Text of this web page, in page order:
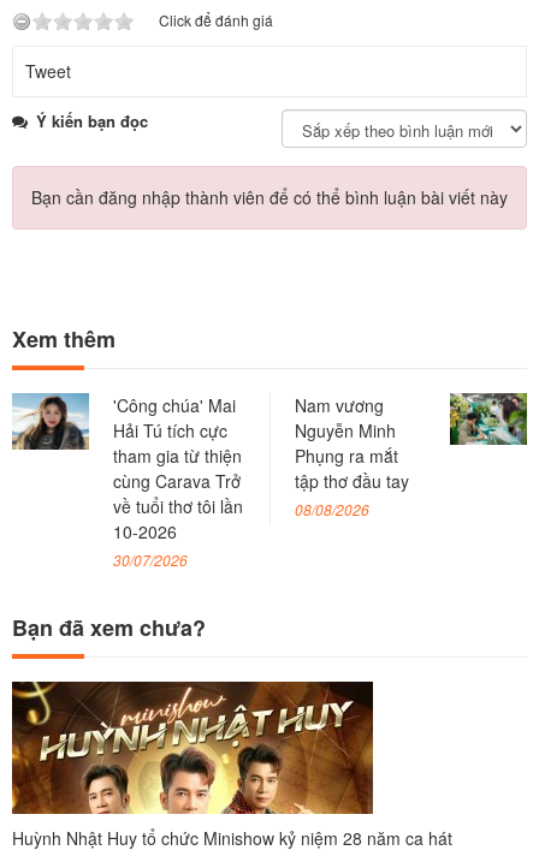
Click để đánh giá
Tweet
Ý kiến bạn đọc
Bạn cần đăng nhập thành viên để có thể bình luận bài viết này
Xem thêm
'Công chúa' Mai
Hải Tú tích cực
tham gia từ thiện
cùng Carava Trở
về tuổi thơ tôi lần
10-2026
30/07/2026
Nam vương
Nguyễn Minh
Phụng ra mắt
tập thơ đầu tay
08/08/2026
Bạn đã xem chưa?
Huỳnh Nhật Huy tổ chức Minishow kỷ niệm 28 năm ca hát